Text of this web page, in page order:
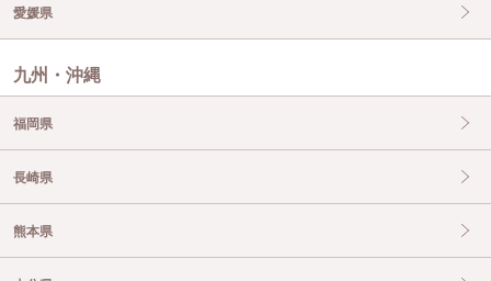
愛媛県
九州・沖縄
福岡県
長崎県
熊本県